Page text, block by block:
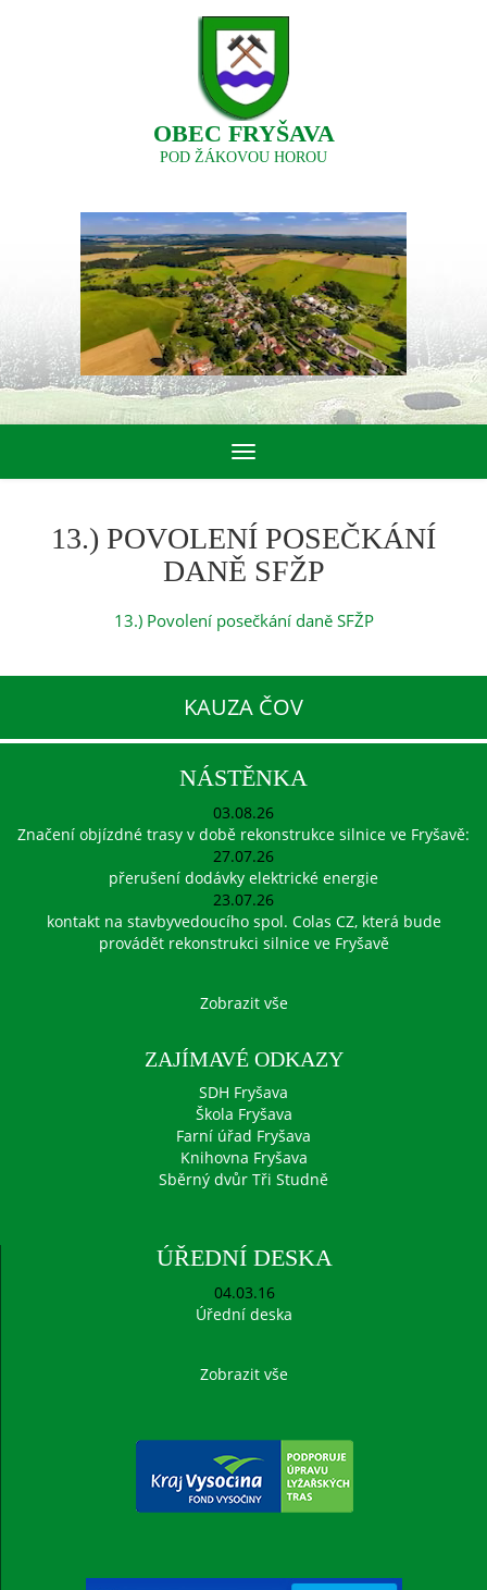
OBEC FRYŠAVA
POD ŽÁKOVOU HOROU
Toggle
navigation
13.) POVOLENÍ POSEČKÁNÍ
DANĚ SFŽP
13.) Povolení posečkání daně SFŽP
KAUZA ČOV
NÁSTĚNKA
03.08.26
Značení objízdné trasy v době rekonstrukce silnice ve Fryšavě:
27.07.26
přerušení dodávky elektrické energie
23.07.26
kontakt na stavbyvedoucího spol. Colas CZ, která bude
provádět rekonstrukci silnice ve Fryšavě
Zobrazit vše
ZAJÍMAVÉ ODKAZY
SDH Fryšava
Škola Fryšava
Farní úřad Fryšava
Knihovna Fryšava
Sběrný dvůr Tři Studně
ÚŘEDNÍ DESKA
04.03.16
Úřední deska
Zobrazit vše